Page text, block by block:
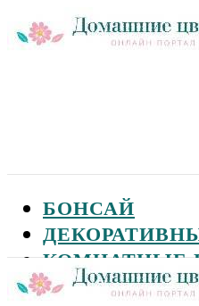
БОНСАЙ
КОМНАТНЫЕ
САДОВЫЕ